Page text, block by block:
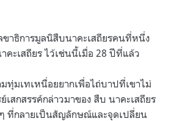
ขาธิการมูลนิสืบนาคะเสถียรคนที่หนึ่ง
ะเสถียร ไว้เช่นนี้เมื่อ 28 ปีที่แล้ว
ทุ่มเทเหนื่อยยากเพื่อไถ่บาปที่เขาไม่
สกสรรค์กล่าวมาของ สืบ นาคะเสถียร
ที่กลายเป็นสัญลักษณ์และจุดเปลี่ยน